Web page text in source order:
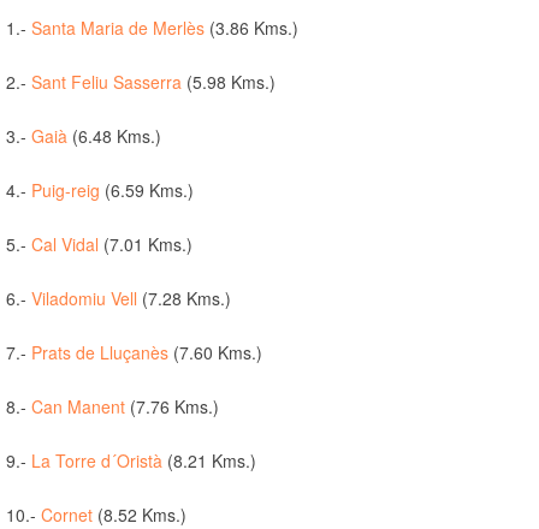
1.- Santa Maria de Merlès (3.86 Kms.)
2.- Sant Feliu Sasserra (5.98 Kms.)
3.- Gaià (6.48 Kms.)
4.- Puig-reig (6.59 Kms.)
5.- Cal Vidal (7.01 Kms.)
6.- Viladomiu Vell (7.28 Kms.)
7.- Prats de Lluçanès (7.60 Kms.)
8.- Can Manent (7.76 Kms.)
9.- La Torre d´Oristà (8.21 Kms.)
10.- Cornet (8.52 Kms.)